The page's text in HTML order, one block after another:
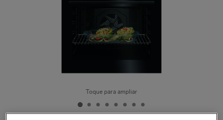
Toque para ampliar